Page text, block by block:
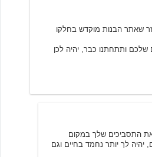
שאתר הבנות מוקדש בחלקו
ותתחתנו כבר, יהיה לכן
התסביכים שלך במקום
לך יותר נחמד בחיים וגם